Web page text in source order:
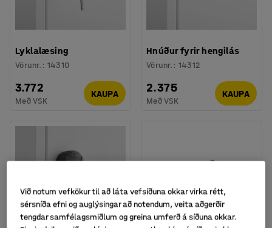
Lyklalæsing
Vörunr. : 14310
3.772
Með VSK
KAUPA
Hnúður fyrir hengilás
Vörunr. : 14312
2.375
Með VSK
KAUPA
Við notum vefkökur til að láta vefsíðuna okkar virka rétt,
sérsníða efni og auglýsingar að notendum, veita aðgerðir
tengdar samfélagsmiðlum og greina umferð á síðuna okkar.